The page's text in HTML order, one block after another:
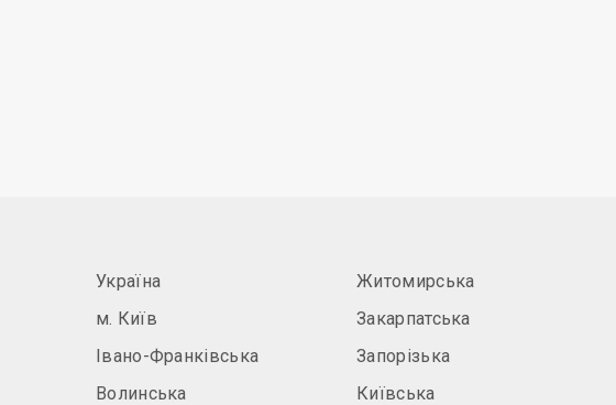
Україна
м. Київ
Івано-Франківська
Волинська
Житомирська
Закарпатська
Запорізька
Київська